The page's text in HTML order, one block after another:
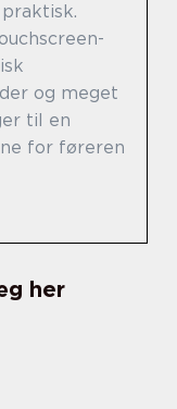
og meget
til en
for føreren
her